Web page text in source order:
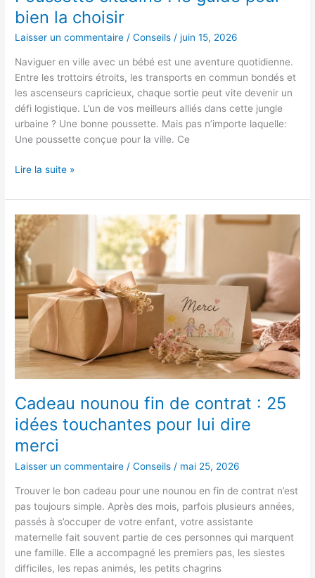
bien la choisir
Laisser un commentaire /Conseils /juin 15, 2026
Naviguer en ville avec un bébé est une aventure quotidienne.
Entre les trottoirs étroits, les transports en commun bondés et
les ascenseurs capricieux, chaque sortie peut vite devenir un
défi logistique. L’un de vos meilleurs alliés dans cette jungle
urbaine ? Une bonne poussette. Mais pas n’importe laquelle:
Une poussette conçue pour la ville. Ce
Lire la suite »
Cadeau nounou fin de contrat : 25
idées touchantes pour lui dire
merci
Laisser un commentaire /Conseils / mai 25, 2026
Trouver le bon cadeau pour une nounou en fin de contrat n’est
pas toujours simple. Après des mois, parfois plusieurs années,
passés à s’occuper de votre enfant, votre assistante
maternelle fait souvent partie de ces personnes qui marquent
une famille. Elle a accompagné les premiers pas, les siestes
difficiles, les repas animés, les petits chagrins
Cadeau
nounou
fin
de
contrat
25
idées
touchantes
pour
lui
merci